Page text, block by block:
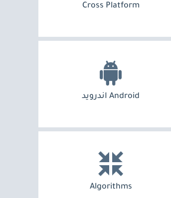
Cross Platform
Android اندرويد
Algorithms